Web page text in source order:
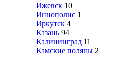
Ижевск 10
Иннополис 1
Иркутск 4
Казань 94
Калининград 11
Камские поляны 2